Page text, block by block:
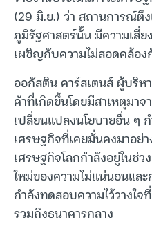
(29 มิ.ย.) ว่า สถานการณ์ตึ
ภูมิรัฐศาสตร์นั้น มีความเสี่ย
เผชิญกับความไม่สอดคล้อ
ออกัสติน คาร์สเตนส์ ผู้บริห
ค้าที่เกิดขึ้นโดยมีสาเหตุมา
เปลี่ยนแปลงนโยบายอื่น ๆ
เศรษฐกิจที่เคยมั่นคงมาอย่
เศรษฐกิจโลกกำลังอยู่ในช่ว
ใหม่ของความไม่แน่นอนและ
กำลังทดสอบความไว้วางใ
รวมถึงธนาคารกลาง